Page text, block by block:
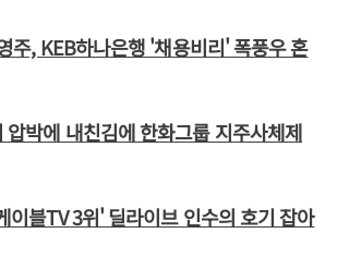
, KEB하나은행 '채용비리' 폭풍우 혼
박에 내친김에 한화그룹 지주사체제
블TV 3위' 딜라이브 인수의 호기 잡아